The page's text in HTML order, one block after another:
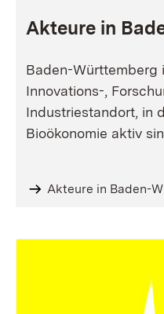
Akteure in
Baden-Württemberg
Innovations-,
Industriestandort, in
Bioökonomie aktiv
Akteure in Baden-